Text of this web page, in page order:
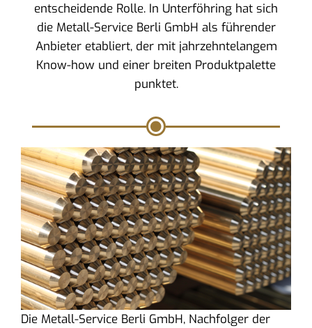
entscheidende Rolle. In Unterföhring hat sich
die Metall-Service Berli GmbH als führender
Anbieter etabliert, der mit jahrzehntelangem
Know-how und einer breiten Produktpalette
punktet.
Die Metall-Service Berli GmbH, Nachfolger der